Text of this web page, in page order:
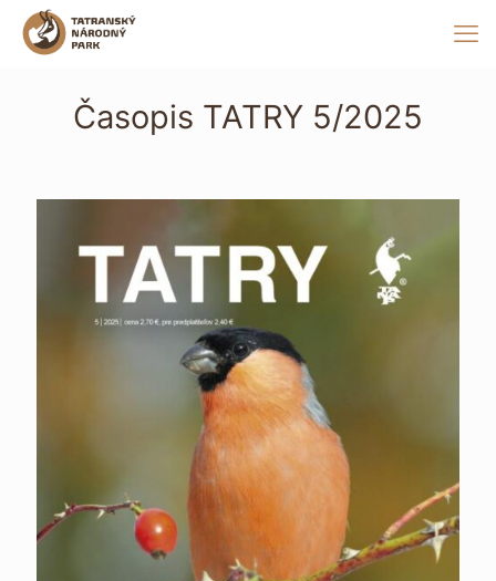
Časopis TATRY 5/2025